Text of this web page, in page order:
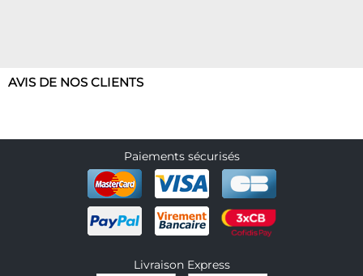
AVIS DE NOS CLIENTS
Paiements sécurisés
Livraison Express